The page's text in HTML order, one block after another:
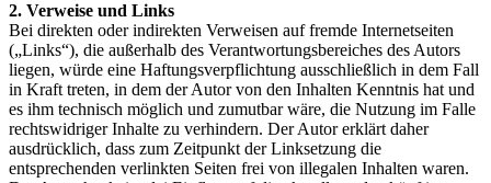
2. Verweise und Links
Bei direkten oder indirekten Verweisen auf fremde Internetseiten
(„Links“), die außerhalb des Verantwortungsbereiches des Autors
liegen, würde eine Haftungsverpflichtung ausschließlich in dem Fall
in Kraft treten, in dem der Autor von den Inhalten Kenntnis hat und
es ihm technisch möglich und zumutbar wäre, die Nutzung im Falle
rechtswidriger Inhalte zu verhindern. Der Autor erklärt daher
ausdrücklich, dass zum Zeitpunkt der Linksetzung die
entsprechenden verlinkten Seiten frei von illegalen Inhalten waren.